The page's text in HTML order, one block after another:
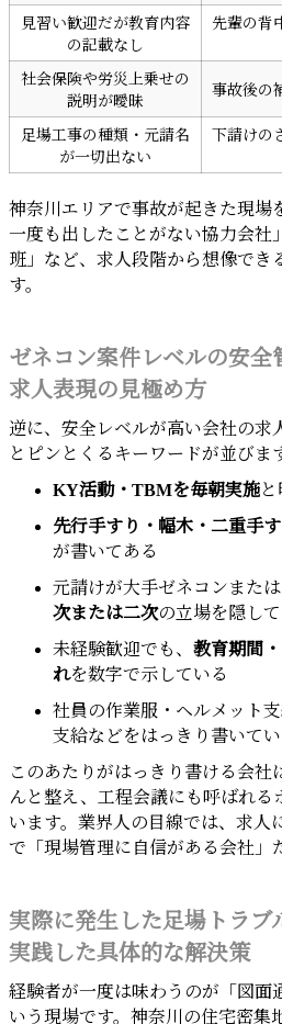
見習い歓迎だが教育内容
の記載なし
先輩の背
社会保険や労災上乗せの
説明が曖昧
事故後の
足場工事の種類・元請名
が一切出ない
下請け
神奈川エリアで事故が起きた現場
一度も出したことがない協力会社
班」など、求人段階から想像でき
す。
ゼネコン案件レベルの安全
求人表現の見極め方
逆に、安全レベルが高い会社の求
とピンとくるキーワードが並びま
KY活動・TBMを毎朝実施
先行手すり・幅木・二重手す
が書いてある
元請けが大手ゼネコンまた
次または二次の立場を隠し
未経験歓迎でも、 教育期間
れを数字で示している
社員の作業服・ヘルメット
支給などをはっきり書いてい
このあたりがはっきり書ける会社
んと整え、工程会議にも呼ばれる
います。業界人の目線では、求人
で「現場管理に自信がある会社」
実際に発生した足場トラブ
実践した具体的な解決策
経験者が一度は味わうのが「図面
いう現場です。神奈川の住宅密集